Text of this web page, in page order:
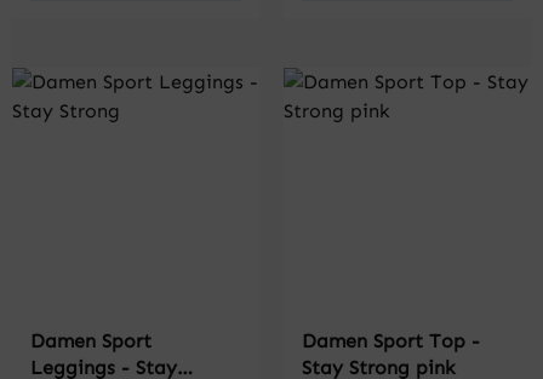
Damen Sport
Leggings - Stay
Damen Sport Top -
Stay Strong pink